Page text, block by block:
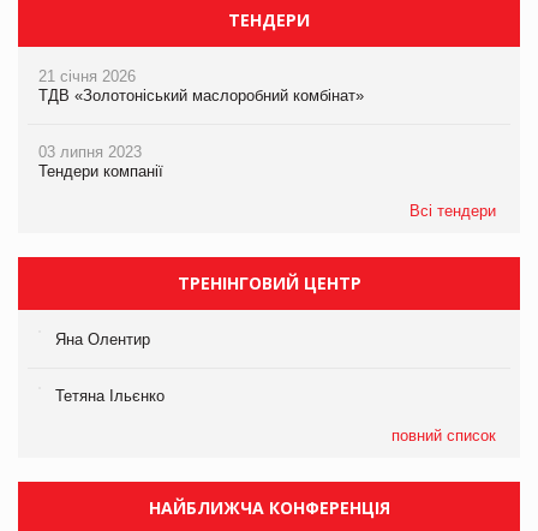
ТЕНДЕРИ
21 січня 2026
ТДВ «Золотоніський маслоробний комбінат»
03 липня 2023
Тендери компанії
Всі тендери
ТРЕНІНГОВИЙ ЦЕНТР
Яна Олентир
Тетяна Ільєнко
повний список
НАЙБЛИЖЧА КОНФЕРЕНЦІЯ